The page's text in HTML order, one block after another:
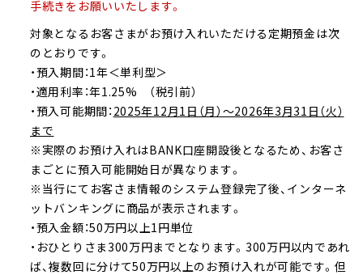
手続きをお願いいたします。
対象となるお客さまがお預け入れいただける定期預金は次
のとおりです。
・預入期間：1年＜単利型＞
・適用利率：年1.25% （税引前）
・預入可能期間： 2025年12月1日（月）～2026年3月31日（火）
まで
※実際のお預け入れはBANK口座開設後となるため、お客さ
まごとに預入可能開始日が異なります。
※当行にてお客さま情報のシステム登録完了後、インターネ
ットバンキングに商品が表示されます。
・預入金額：50万円以上1円単位
・おひとりさま300万円までとなります。300万円以内であれ
ば、複数回に分けて50万円以上のお預け入れが可能です。但